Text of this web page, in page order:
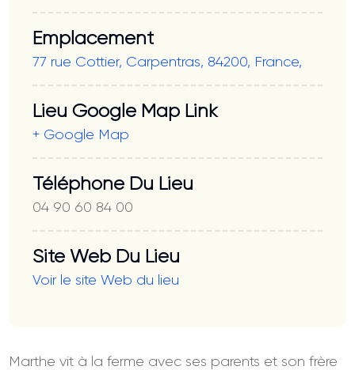
Emplacement
77 rue Cottier, Carpentras, 84200, France,
Lieu Google Map Link
+ Google Map
Téléphone Du Lieu
04 90 60 84 00
Site Web Du Lieu
Voir le site Web du lieu
Marthe vit à la ferme avec ses parents et son frère